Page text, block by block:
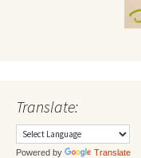
Translate:
Powered by Translate